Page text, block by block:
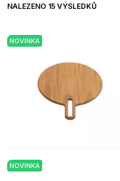
NALEZENO 15 VÝSLEDKŮ
NOVINKA
NOVINKA